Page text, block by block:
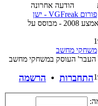
הודעה אחרונה
פורום VGFreak - ישן
פורום VGFreak הישן עד אמצע 2008 - מבוסס על
משחקי מחשב
העבר' העוסק במשחקי מחשב
התחברות • הרשמה